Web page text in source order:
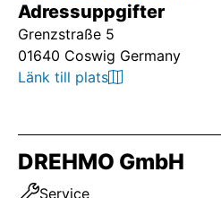
Adressuppgifter
Grenzstraße 5
01640 Coswig Germany
Länk till plats
DREHMO GmbH
Service